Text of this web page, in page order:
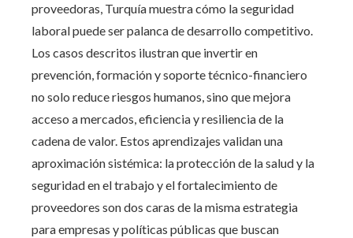
proveedoras, Turquía muestra cómo la seguridad
laboral puede ser palanca de desarrollo competitivo.
Los casos descritos ilustran que invertir en
prevención, formación y soporte técnico-financiero
no solo reduce riesgos humanos, sino que mejora
acceso a mercados, eficiencia y resiliencia de la
cadena de valor. Estos aprendizajes validan una
aproximación sistémica: la protección de la salud y la
seguridad en el trabajo y el fortalecimiento de
proveedores son dos caras de la misma estrategia
para empresas y políticas públicas que buscan